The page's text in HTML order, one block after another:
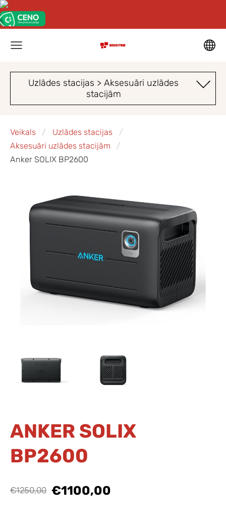
Uzlādes stacijas > Aksesuāri uzlādes
stacijām
Veikals
Uzlādes stacijas
Aksesuāri uzlādes stacijām
Anker SOLIX BP2600
ANKER SOLIX
BP2600
€1250,00 €1100,00